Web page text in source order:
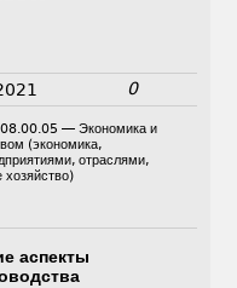
0
08.00.05 — Экономика и
(экономика,
отраслями,
аспекты